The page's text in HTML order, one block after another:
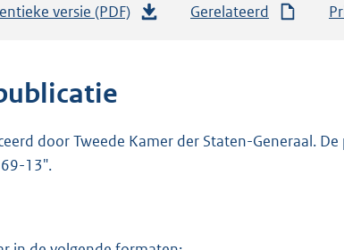
versie (PDF)
n
Gerelateerd
door Tweede Kamer der Staten-Generaal.
13".